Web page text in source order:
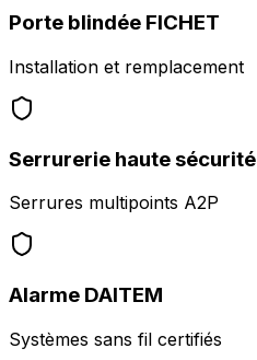
Porte blindée FICHET
Installation et remplacement
Serrurerie haute sécurité
Serrures multipoints A2P
Alarme DAITEM
Systèmes sans fil certifiés